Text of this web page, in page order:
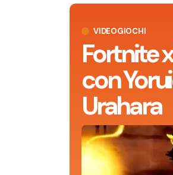
VIDEOGIOCHI
Fortnite
con
Urahara